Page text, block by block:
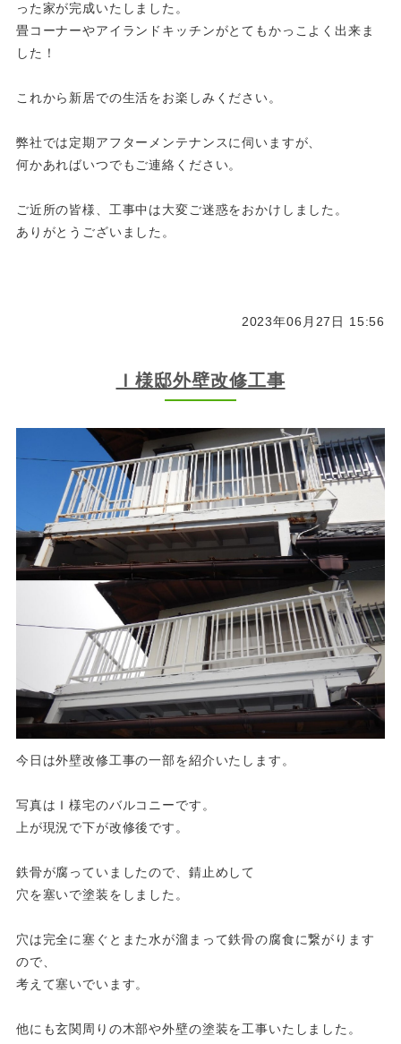
った家が完成いたしました。
畳コーナーやアイランドキッチンがとてもかっこよく出来ま
した！
これから新居での生活をお楽しみください。
弊社では定期アフターメンテナンスに伺いますが、
何かあればいつでもご連絡ください。
ご近所の皆様、工事中は大変ご迷惑をおかけしました。
ありがとうございました。
2023年06月27日 15:56
Ｉ様邸外壁改修工事
今日は外壁改修工事の一部を紹介いたします。
写真はＩ様宅のバルコニーです。
上が現況で下が改修後です。
鉄骨が腐っていましたので、錆止めして
穴を塞いで塗装をしました。
穴は完全に塞ぐとまた水が溜まって鉄骨の腐食に繋がります
ので、
考えて塞いでいます。
他にも玄関周りの木部や外壁の塗装を工事いたしました。